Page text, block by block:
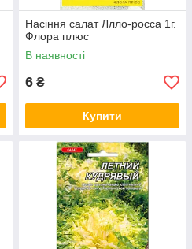
Насіння салат Ллло-росса 1г.
Флора плюс
В наявності
6 ₴
Купити